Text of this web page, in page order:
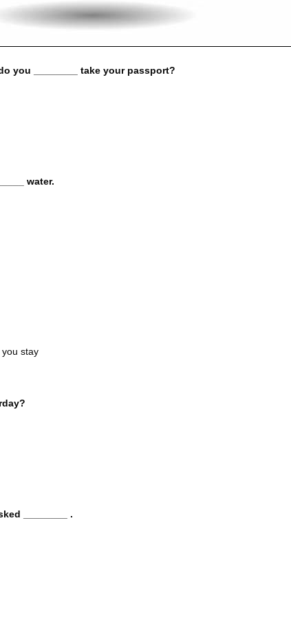
you ________ take your passport?
water.
stay
________ .